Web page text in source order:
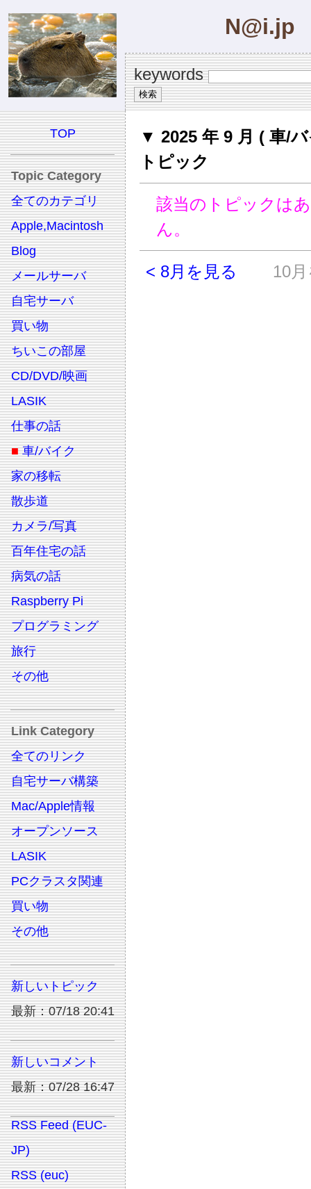
N@i.jp
keywords
TOP
Topic Category
全てのカテゴリ
Apple,Macintosh
Blog
メールサーバ
自宅サーバ
買い物
ちいこの部屋
CD/DVD/映画
LASIK
仕事の話
■ 車/バイク
家の移転
散歩道
カメラ/写真
百年住宅の話
病気の話
Raspberry Pi
プログラミング
旅行
その他
Link Category
全てのリンク
自宅サーバ構築
Mac/Apple情報
オープンソース
LASIK
PCクラスタ関連
買い物
その他
新しいトピック
最新：07/18 20:41
新しいコメント
最新：07/28 16:47
RSS Feed (EUC-
JP)
RSS (euc)
▼ 2025 年 9 月 ( 車/
トピック
該当のトピックは
ん。
< 8月を見る 10